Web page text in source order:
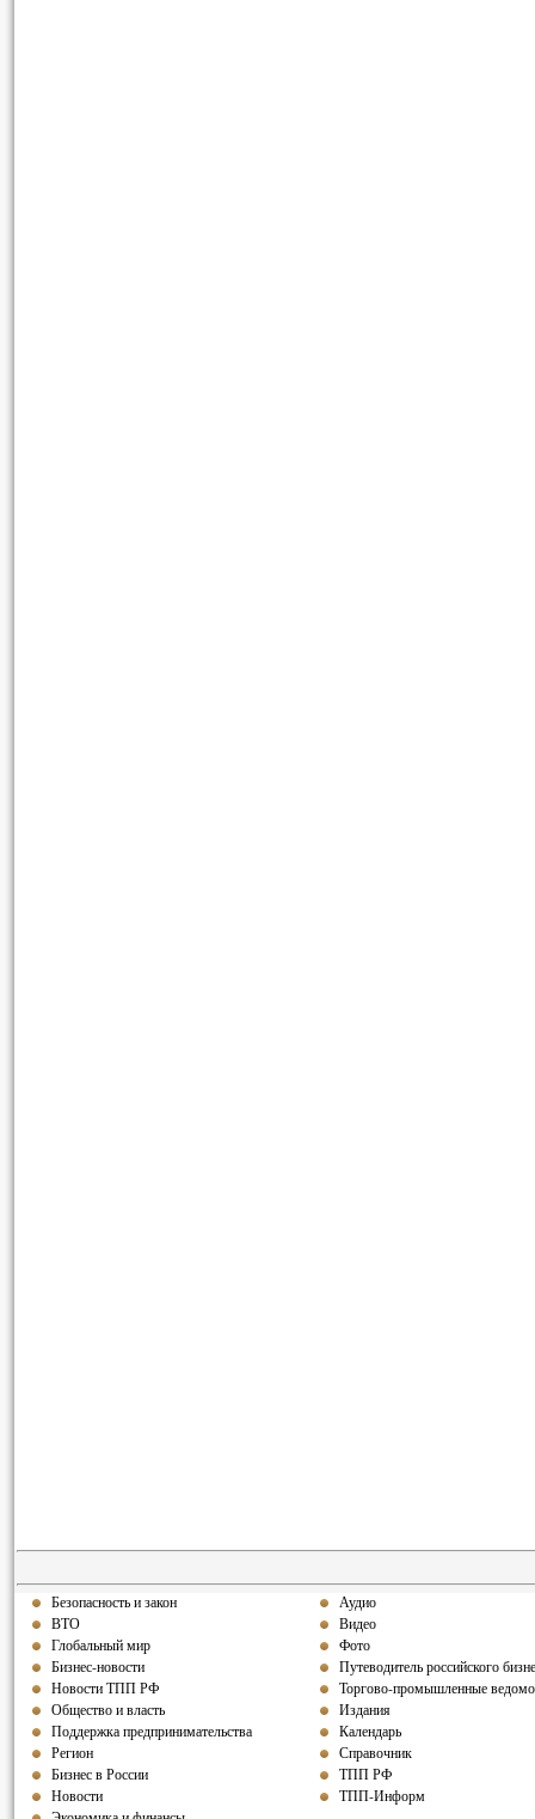
Безопасность и закон
ВТО
Глобальный мир
Бизнес-новости
Новости ТПП РФ
Общество и власть
Поддержка предпринимательства
Регион
Бизнес в России
Новости
Аудио
Видео
Фото
Путеводитель российского
Торгово-промышленные
Издания
Календарь
Справочник
ТПП РФ
ТПП-Информ